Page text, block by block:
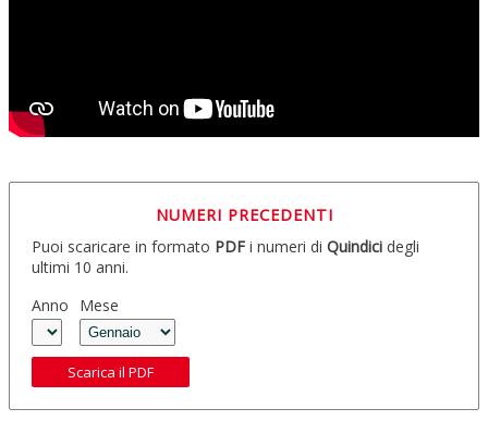
NUMERI PRECEDENTI
Puoi scaricare in formato PDF i numeri di Quindici degli
ultimi 10 anni.
Anno
Mese
Scarica il PDF